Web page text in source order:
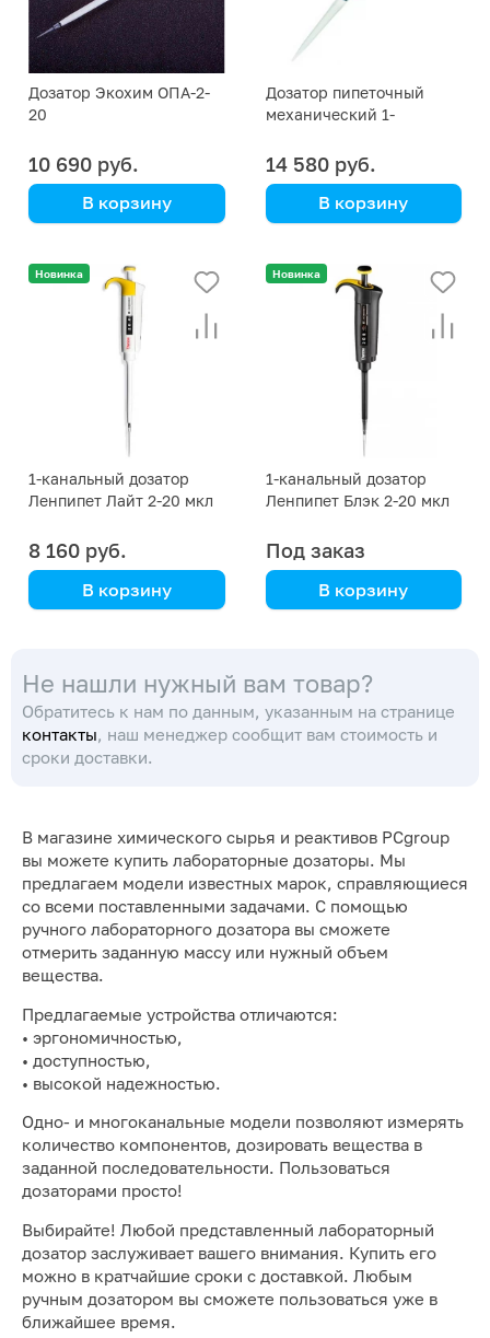
Дозатор Экохим ОПА-2-
20
10 690 руб.
В корзину
Дозатор пипеточный
механический 1-
Proline объем 2-20 мкл
14 580 руб.
В корзину
Новинка
1-канальный дозатор
Ленпипет Лайт 2-20 мкл
8 160 руб.
В корзину
Новинка
1-канальный дозатор
Ленпипет Блэк 2-20 мкл
Под заказ
В корзину
Не нашли нужный вам товар?
Обратитесь к нам по данным, указанным на странице
контакты, наш менеджер сообщит вам стоимость и
сроки доставки.
В магазине химического сырья и реактивов PCgroup
вы можете купить лабораторные дозаторы. Мы
предлагаем модели известных марок, справляющиеся
со всеми поставленными задачами. С помощью
ручного лабораторного дозатора вы сможете
отмерить заданную массу или нужный объем
вещества.
Предлагаемые устройства отличаются:
• эргономичностью,
• доступностью,
• высокой надежностью.
Одно- и многоканальные модели позволяют измерять
количество компонентов, дозировать вещества в
заданной последовательности. Пользоваться
дозаторами просто!
Выбирайте! Любой представленный лабораторный
дозатор заслуживает вашего внимания. Купить его
можно в кратчайшие сроки с доставкой. Любым
ручным дозатором вы сможете пользоваться уже в
ближайшее время.